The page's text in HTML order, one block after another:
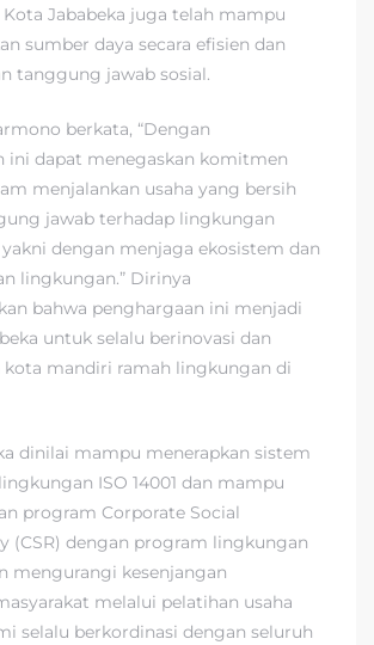
Jababeka juga telah mampu
sumber daya secara efisien dan
tanggung jawab sosial.
berkata, “Dengan
ini dapat menegaskan komitmen
menjalankan usaha yang bersih
jawab terhadap lingkungan
dengan menjaga ekosistem dan
lingkungan.” Dirinya
bahwa penghargaan ini menjadi
untuk selalu berinovasi dan
mandiri ramah lingkungan di
dinilai mampu menerapkan sistem
ISO 14001 dan mampu
program Corporate Social
(CSR) dengan program lingkungan
mengurangi kesenjangan
melalui pelatihan usaha
selalu berkordinasi dengan seluruh